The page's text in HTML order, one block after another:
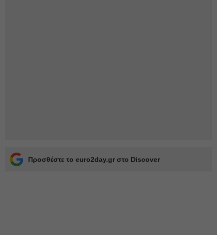
Προσθέστε το euro2day.gr στο Discover